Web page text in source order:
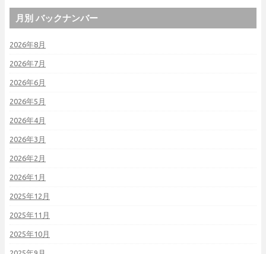
月別 バックナンバー
2026年8月
2026年7月
2026年6月
2026年5月
2026年4月
2026年3月
2026年2月
2026年1月
2025年12月
2025年11月
2025年10月